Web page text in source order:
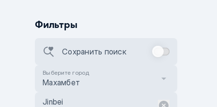
Фильтры
Сохранить поиск
Выберите город
Махамбет
Jinbei